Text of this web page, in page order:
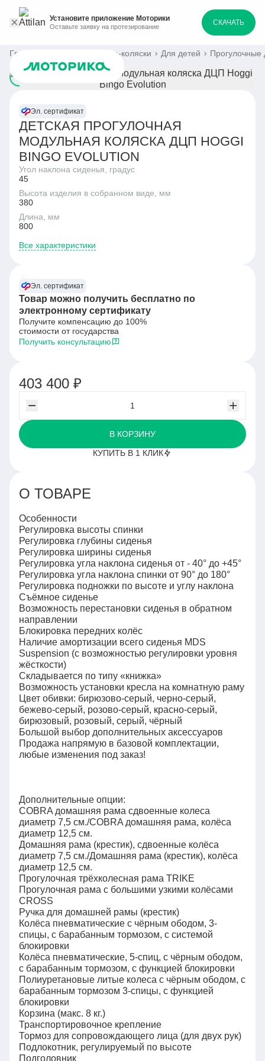
Установите приложение Моторики
Оставьте заявку на протезирование СКАЧАТЬ
Главная Кресла-коляски Для детей
Эл. сертификат
ДЕТСКАЯ ПРОГУЛОЧНАЯ
МОДУЛЬНАЯ КОЛЯСКА ДЦП HOGGI
BINGO EVOLUTION
Угол наклона сиденья, градус
45
Высота изделия в собранном виде, мм
380
Длина, мм
800
Все характеристики
Эл. сертификат
Товар можно получить бесплатно по
электронному сертификату
Получите компенсацию до 100%
стоимости от государства
Получить консультацию
403 400 ₽
В КОРЗИНУ
КУПИТЬ В 1 КЛИК
О ТОВАРЕ
Особенности
Регулировка высоты спинки
Регулировка глубины сиденья
Регулировка ширины сиденья
Регулировка угла наклона сиденья от - 40° до +45°
Регулировка угла наклона спинки от 90° до 180°
Регулировка подножки по высоте и углу наклона
Съёмное сиденье
Возможность перестановки сиденья в обратном
направлении
Блокировка передних колёс
Наличие амортизации всего сиденья MDS
Suspension (с возможностью регулировки уровня
жёсткости)
Складывается по типу «книжка»
Возможность установки кресла на комнатную раму
Цвет обивки: бирюзово-серый, черно-серый,
бежево-серый, розово-серый, красно-серый,
бирюзовый, розовый, серый, чёрный
Большой выбор дополнительных аксессуаров
Продажа напрямую в базовой комплектации,
любые изменения под заказ!
Дополнительные опции:
COBRA домашняя рама сдвоенные колеса
диаметр 7,5 см./COBRA домашняя рама, колёса
диаметр 12,5 см.
Домашняя рама (крестик), сдвоенные колёса
диаметр 7,5 см./Домашняя рама (крестик), колёса
диаметр 12,5 см.
Прогулочная трёхколесная рама TRIKE
Прогулочная рама с большими узкими колёсами
CROSS
Ручка для домашней рамы (крестик)
Колёса пневматические с чёрным ободом, 3-
спицы, с барабанным тормозом, с системой
блокировки
Колёса пневматические, 5-спиц, с чёрным ободом,
с барабанным тормозом, с функцией блокировки
Полиуретановые литые колеса с чёрным ободом, с
барабанным тормозом 3-спицы, с функцией
блокировки
Корзина (макс. 8 кг.)
Транспортировочное крепление
Тормоз для сопровождающего лица (для двух рук)
Подлокотник, регулируемый по высоте
Подголовник